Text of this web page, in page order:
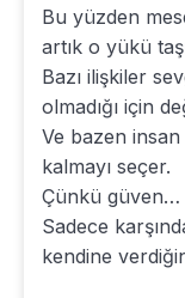
Bu yüzden
artık o yükü
Bazı ilişkiler
olmadığı için
Ve bazen insan
kalmayı seçer.
Çünkü güven…
Sadece
kendine